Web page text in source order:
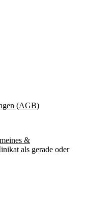
(AGB)
&
als gerade oder